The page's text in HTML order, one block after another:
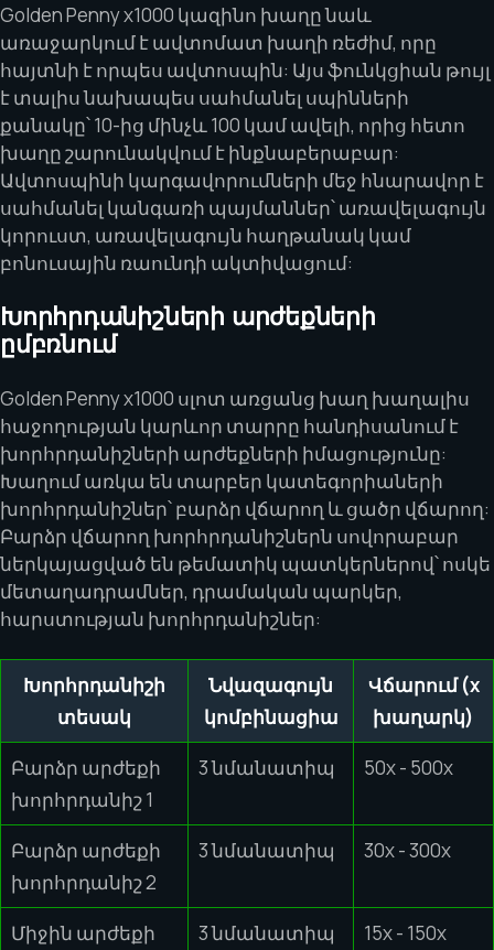
Golden Penny x1000 կազինո խաղը նաև
առաջարկում է ավտոմատ խաղի ռեժիմ, որը
հայտնի է որպես ավտոսպին: Այս ֆունկցիան թույլ
է տալիս նախապես սահմանել սպինների
քանակը՝ 10-ից մինչև 100 կամ ավելի, որից հետո
խաղը շարունակվում է ինքնաբերաբար:
Ավտոսպինի կարգավորումների մեջ հնարավոր է
սահմանել կանգառի պայմաններ՝ առավելագույն
կորուստ, առավելագույն հաղթանակ կամ
բոնուսային ռաունդի ակտիվացում:
Խորհրդանիշների արժեքների
ըմբռնում
Golden Penny x1000 սլոտ առցանց խաղ խաղալիս
հաջողության կարևոր տարրը հանդիսանում է
խորհրդանիշների արժեքների իմացությունը:
Խաղում առկա են տարբեր կատեգորիաների
խորհրդանիշներ՝ բարձր վճարող և ցածր վճարող:
Բարձր վճարող խորհրդանիշներն սովորաբար
ներկայացված են թեմատիկ պատկերներով՝ ոսկե
մետաղադրամներ, դրամական պարկեր,
հարստության խորհրդանիշներ:
Խորհրդանիշի
տեսակ
Նվազագույն
կոմբինացիա
Վճարում (x
խաղարկ)
Բարձր արժեքի
խորհրդանիշ 1
3 նմանատիպ 50x - 500x
Բարձր արժեքի
խորհրդանիշ 2
3 նմանատիպ 30x - 300x
Միջին արժեքի
3 նմանատիպ 15x - 150x